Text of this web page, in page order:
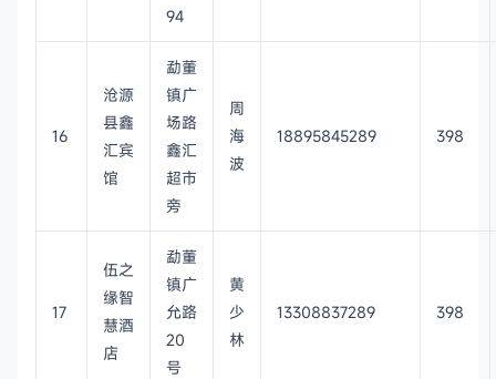
94
16
沧源
县鑫
汇宾
馆
勐董
镇广
场路
鑫汇
超市
旁
周
海
波
18895845289 398
17
伍之
缘智
慧酒
店
勐董
镇广
允路
20
号
黄
少
林
13308837289 398